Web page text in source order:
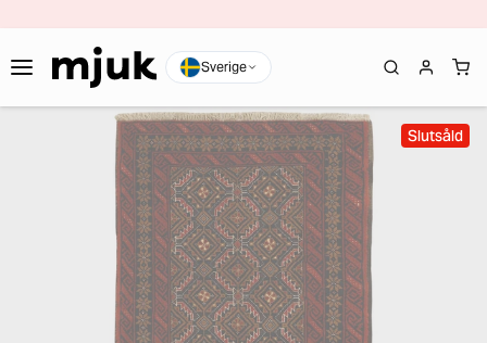
Sverige
Slutsåld